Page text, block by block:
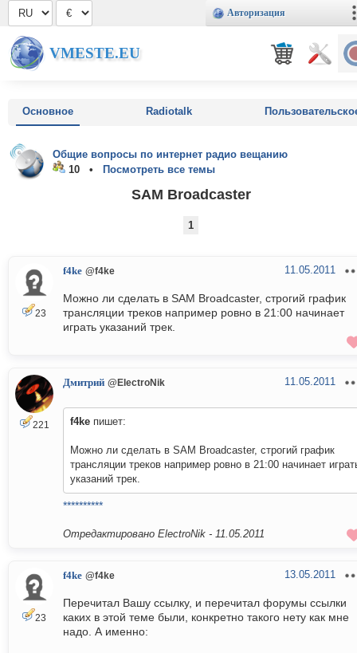
Авторизация
VMESTE.EU
Основное Radiotalk
Общие вопросы по интернет радио вещанию
10 •
Посмотреть все темы
SAM Broadcaster
1
23
f4ke @f4ke 11.05.2011
Можно ли сделать в SAM Broadcaster, строгий график
трансляции треков например ровно в 21:00 начинает
играть указаний трек.
221
Дмитрий @ElectroNik 11.05.2011
f4ke пишет:
Можно ли сделать в SAM Broadcaster, строгий график
трансляции треков например ровно в 21:00 начинает
указаний трек.
**********
Отредактировано ElectroNik - 11.05.2011
23
f4ke @f4ke 13.05.2011
Перечитал Вашу ссылку, и перечитал форумы ссылки
каких в этой теме были, конкретно такого нету как мне
надо. А именно: